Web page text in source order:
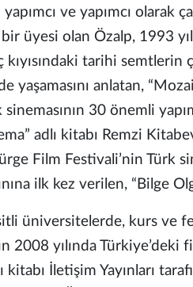
ve yapımcı olarak
üyesi olan Özalp, 1993
tarihi
anlatan,
30 önemli
adlı kitabı Remzi
Film Festivali’nin Türk
ilk kez verilen, “Bilge
üniversitelerde, kurs ve
2008 yılında
kitabı İletişim Yayınları